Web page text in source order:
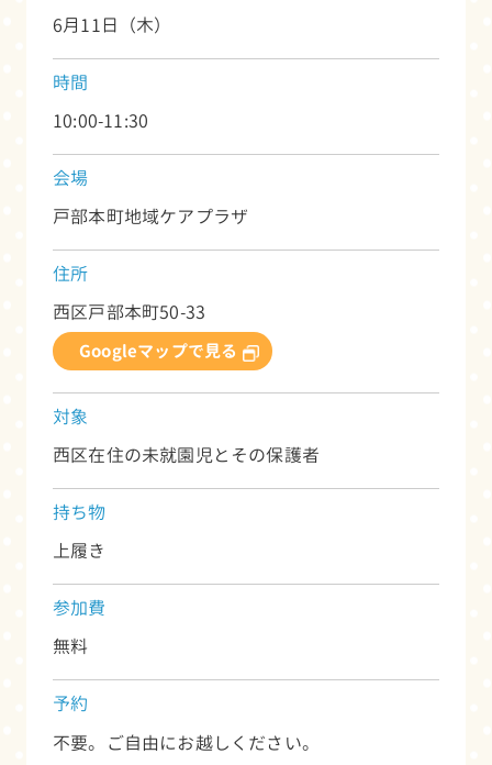
6月11日（木）
時間
10:00-11:30
会場
戸部本町地域ケアプラザ
住所
西区戸部本町50-33
Googleマップで見る
対象
西区在住の未就園児とその保護者
持ち物
上履き
参加費
無料
予約
不要。ご自由にお越しください。